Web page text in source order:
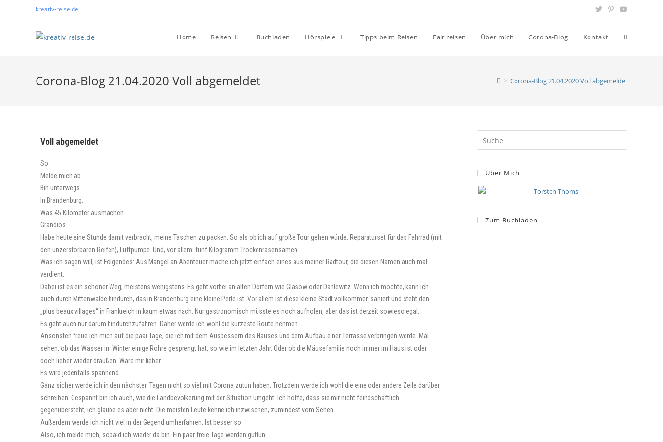
kreativ-reise.de
Home Reisen Buchladen Hörspiele Tipps beim Reisen Fair reisen Über mich Corona-Blog Kontakt
Corona-Blog 21.04.2020 Voll abgemeldet > Corona-Blog 21.04.2020 Voll abgemeldet
Voll abgemeldet
So.
Melde mich ab.
Bin unterwegs.
In Brandenburg.
Was 45 Kilometer ausmachen.
Grandios.
Habe heute eine Stunde damit verbracht, meine Taschen zu packen. So als ob ich auf große Tour gehen würde. Reparaturset für das Fahrrad (mit
den unzerstörbaren Reifen), Luftpumpe. Und, vor allem: fünf Kilogramm Trockenrasensamen.
Was ich sagen will, ist Folgendes: Aus Mangel an Abenteuer mache ich jetzt einfach eines aus meiner Radtour, die diesen Namen auch mal
verdient.
Dabei ist es ein schöner Weg, meistens wenigstens. Es geht vorbei an alten Dörfern wie Glasow oder Dahlewitz. Wenn ich möchte, kann ich
auch durch Mittenwalde hindurch, das in Brandenburg eine kleine Perle ist. Vor allem ist diese kleine Stadt vollkommen saniert und steht den
„plus beaux villages“ in Frankreich in kaum etwas nach. Nur gastronomisch müsste es noch aufholen, aber das ist derzeit sowieso egal.
Es geht auch nur darum hindurchzufahren. Daher werde ich wohl die kürzeste Route nehmen.
Ansonsten freue ich mich auf die paar Tage, die ich mit dem Ausbessern des Hauses und dem Aufbau einer Terrasse verbringen werde. Mal
sehen, ob das Wasser im Winter einige Rohre gesprengt hat, so wie im letzten Jahr. Oder ob die Mäusefamilie noch immer im Haus ist oder
doch lieber wieder draußen. Wäre mir lieber.
Es wird jedenfalls spannend.
Ganz sicher werde ich in den nächsten Tagen nicht so viel mit Corona zutun haben. Trotzdem werde ich wohl die eine oder andere Zeile darüber
schreiben. Gespannt bin ich auch, wie die Landbevölkerung mit der Situation umgeht. Ich hoffe, dass sie mir nicht feindschaftlich
gegenübersteht, ich glaube es aber nicht. Die meisten Leute kenne ich inzwischen, zumindest vom Sehen.
Außerdem werde ich nicht viel in der Gegend umherfahren. Ist besser so.
Also, ich melde mich, sobald ich wieder da bin. Ein paar freie Tage werden guttun.
Über Mich
Zum Buchladen